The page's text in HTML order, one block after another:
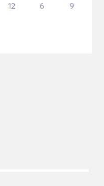
12 6 9